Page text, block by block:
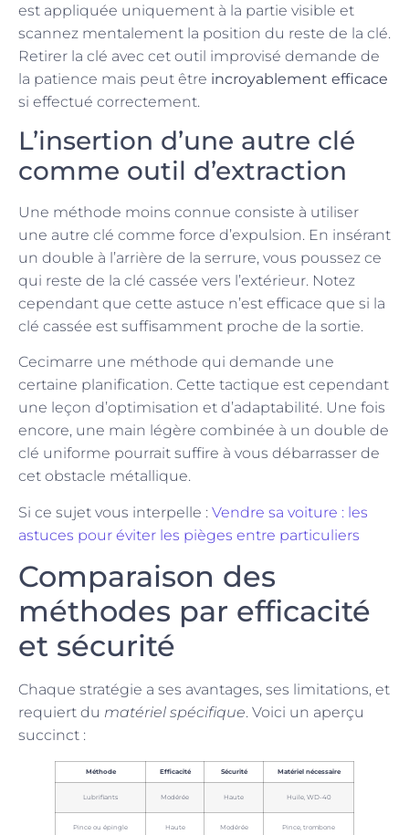
est appliquée uniquement à la partie visible et
scannez mentalement la position du reste de la clé.
Retirer la clé avec cet outil improvisé demande de
la patience mais peut être incroyablement efficace
si effectué correctement.
L’insertion d’une autre clé
comme outil d’extraction
Une méthode moins connue consiste à utiliser
une autre clé comme force d’expulsion. En insérant
un double à l’arrière de la serrure, vous poussez ce
qui reste de la clé cassée vers l’extérieur. Notez
cependant que cette astuce n’est efficace que si la
clé cassée est suffisamment proche de la sortie.
Cecimarre une méthode qui demande une
certaine planification. Cette tactique est cependant
une leçon d’optimisation et d’adaptabilité. Une fois
encore, une main légère combinée à un double de
clé uniforme pourrait suffire à vous débarrasser de
cet obstacle métallique.
Si ce sujet vous interpelle : Vendre sa voiture : les
astuces pour éviter les pièges entre particuliers
Comparaison des
méthodes par efficacité
et sécurité
Chaque stratégie a ses avantages, ses limitations, et
requiert du matériel spécifique. Voici un aperçu
succinct :
Méthode Efficacité Sécurité Matériel nécessaire
Lubrifiants Modérée Haute Huile, WD-40
Pince ou épingle Haute Modérée Pince, trombone